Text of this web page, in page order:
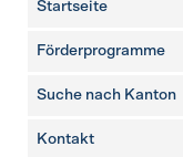
Startseite
Förderprogramme
Suche nach Kanton
weitere Seiten
Kontakt